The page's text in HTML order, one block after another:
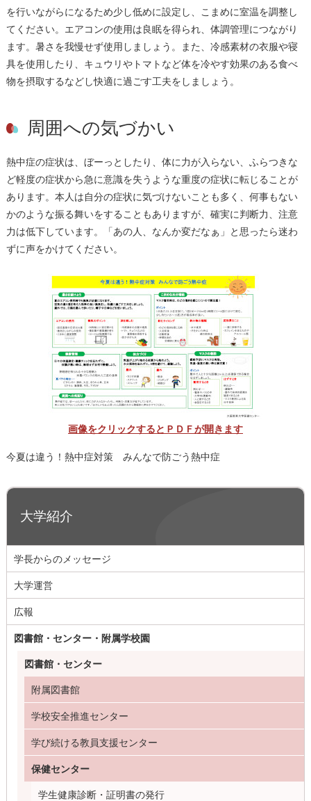
を行いながらになるため少し低めに設定し、こまめに室温を調整し
てください。エアコンの使用は良眠を得られ、体調管理につながり
ます。暑さを我慢せず使用しましょう。また、冷感素材の衣服や寝
具を使用したり、キュウリやトマトなど体を冷やす効果のある食べ
物を摂取するなどし快適に過ごす工夫をしましょう。
周囲への気づかい
熱中症の症状は、ぼーっとしたり、体に力が入らない、ふらつきな
ど軽度の症状から急に意識を失うような重度の症状に転じることが
あります。本人は自分の症状に気づけないことも多く、何事もない
かのような振る舞いをすることもありますが、確実に判断力、注意
力は低下しています。「あの人、なんか変だなぁ」と思ったら迷わ
ずに声をかけてください。
画像をクリックするとＰＤＦが開きます
今夏は違う！熱中症対策 みんなで防ごう熱中症
大学紹介
学長からのメッセージ
大学運営
広報
図書館・センター・附属学校園
図書館・センター
附属図書館
学校安全推進センター
学び続ける教員支援センター
保健センター
学生健康診断・証明書の発行